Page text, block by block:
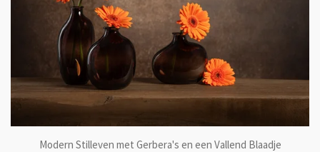
Modern Stilleven met Gerbera's en een Vallend Blaadje